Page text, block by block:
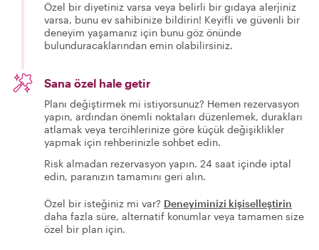
Özel bir diyetiniz varsa veya belirli bir gıdaya alerjiniz
varsa, bunu ev sahibinize bildirin! Keyifli ve güvenli bir
deneyim yaşamanız için bunu göz önünde
bulunduracaklarından emin olabilirsiniz.
Sana özel hale getir
Planı değiştirmek mi istiyorsunuz? Hemen rezervasyon
yapın, ardından önemli noktaları düzenlemek, durakları
atlamak veya tercihlerinize göre küçük değişiklikler
yapmak için rehberinizle sohbet edin.
Risk almadan rezervasyon yapın. 24 saat içinde iptal
edin, paranızın tamamını geri alın.
Özel bir isteğiniz mi var? Deneyiminizi kişiselleştirin
daha fazla süre, alternatif konumlar veya tamamen size
özel bir plan için.